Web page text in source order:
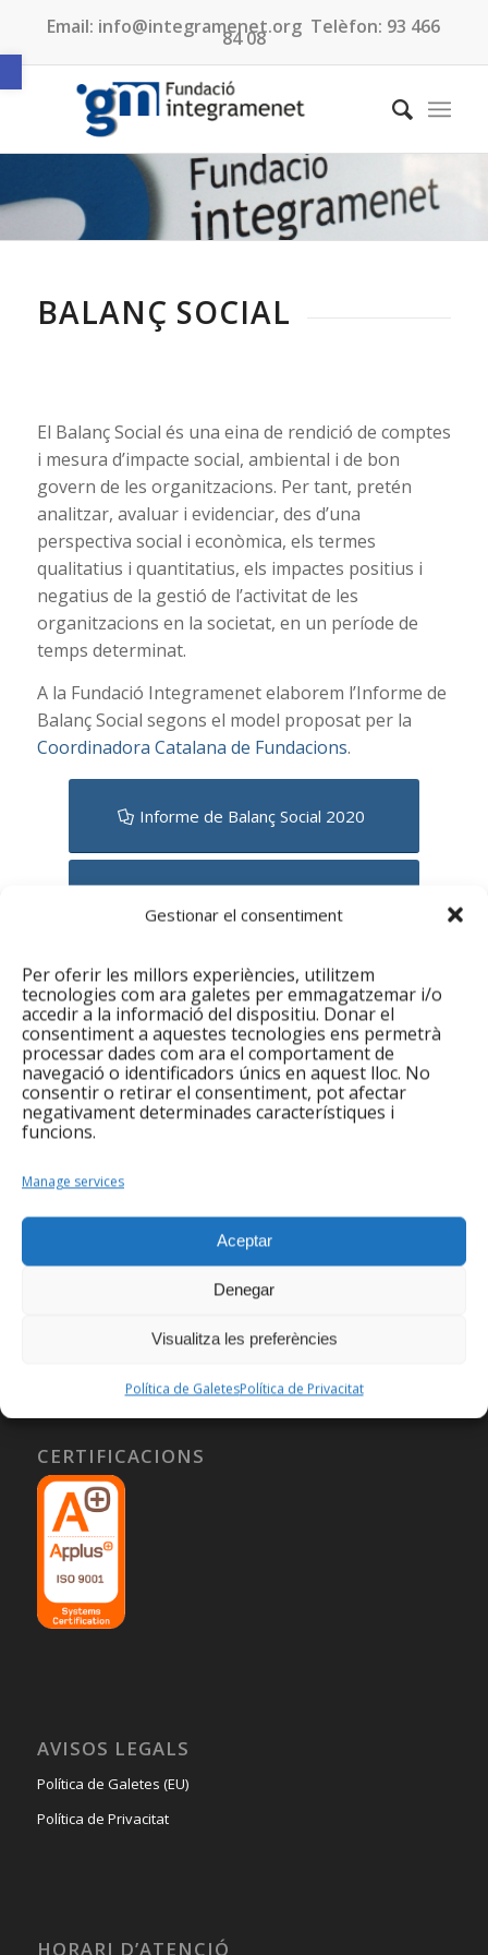
Obre la barra d'eines
Gestionar el consentiment
Per oferir les millors experiències, utilitzem
tecnologies com ara galetes per emmagatzemar i/o
accedir a la informació del dispositiu. Donar el
consentiment a aquestes tecnologies ens permetrà
processar dades com ara el comportament de
navegació o identificadors únics en aquest lloc. No
consentir o retirar el consentiment, pot afectar
negativament determinades característiques i
funcions.
Manage services
Aceptar
Denegar
Visualitza les preferències
Política de GaletesPolítica de Privacitat
Email: info@integramenet.org Telèfon: 93 466
84 08
BALANÇ SOCIAL
El Balanç Social és una eina de rendició de comptes
i mesura d’impacte social, ambiental i de bon
govern de les organitzacions. Per tant, pretén
analitzar, avaluar i evidenciar, des d’una
perspectiva social i econòmica, els termes
qualitatius i quantitatius, els impactes positius i
negatius de la gestió de l’activitat de les
organitzacions en la societat, en un període de
temps determinat.
A la Fundació Integramenet elaborem l’Informe de
Balanç Social segons el model proposat per la
Coordinadora Catalana de Fundacions.
Informe de Balanç Social 2020
Informe de Balanç Social 2022
Informe de Balanç Social 2023
Informe de Balanç Social 2025
CERTIFICACIONS
AVISOS LEGALS
Política de Galetes (EU)
Política de Privacitat
HORARI D’ATENCIÓ